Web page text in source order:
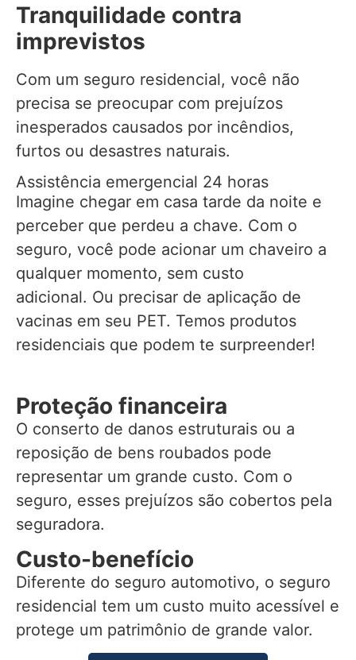
Tranquilidade contra
imprevistos
Com um seguro residencial, você não
precisa se preocupar com prejuízos
inesperados causados por incêndios,
furtos ou desastres naturais.
Assistência emergencial 24 horas
Imagine chegar em casa tarde da noite e
perceber que perdeu a chave. Com o
seguro, você pode acionar um chaveiro a
qualquer momento, sem custo
adicional. Ou precisar de aplicação de
vacinas em seu PET. Temos produtos
residenciais que podem te surpreender!
Proteção financeira
O conserto de danos estruturais ou a
reposição de bens roubados pode
representar um grande custo. Com o
seguro, esses prejuízos são cobertos pela
seguradora.
Custo-benefício
Diferente do seguro automotivo, o seguro
residencial tem um custo muito acessível e
protege um patrimônio de grande valor.